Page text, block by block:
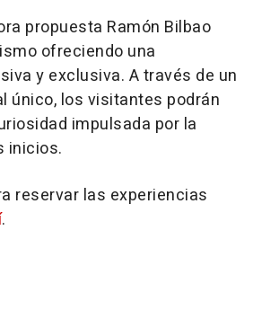
propuesta Ramón Bilbao
ofreciendo una
y exclusiva. A través de un
único, los visitantes podrán
impulsada por la
inicios.
reservar las experiencias
.